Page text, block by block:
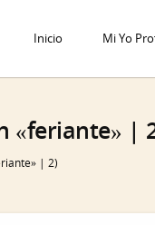
Inicio Mi Yo
«feriante» |
| 2)